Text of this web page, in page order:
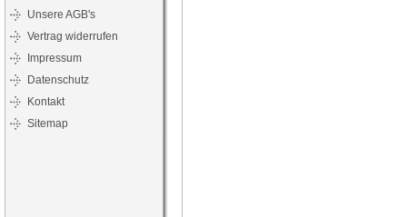
Unsere AGB's
Vertrag widerrufen
Impressum
Datenschutz
Kontakt
Sitemap